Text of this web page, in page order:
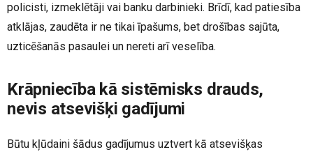
policisti, izmeklētāji vai banku darbinieki. Brīdī, kad patiesība
atklājas, zaudēta ir ne tikai īpašums, bet drošības sajūta,
uzticēšanās pasaulei un nereti arī veselība.
Krāpniecība kā sistēmisks drauds,
nevis atsevišķi gadījumi
Būtu kļūdaini šādus gadījumus uztvert kā atsevišķas